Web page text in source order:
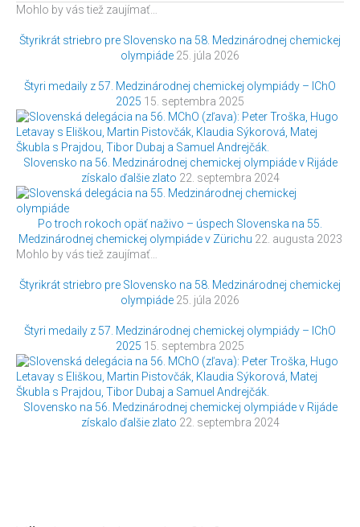
Mohlo by vás tiež zaujímať…
Štyrikrát striebro pre Slovensko na 58. Medzinárodnej chemickej
olympiáde 25. júla 2026
Štyri medaily z 57. Medzinárodnej chemickej olympiády – IChO
2025 15. septembra 2025
Slovensko na 56. Medzinárodnej chemickej olympiáde v Rijáde
získalo ďalšie zlato 22. septembra 2024
Po troch rokoch opäť naživo – úspech Slovenska na 55.
Medzinárodnej chemickej olympiáde v Zürichu 22. augusta 2023
Mohlo by vás tiež zaujímať…
Štyrikrát striebro pre Slovensko na 58. Medzinárodnej chemickej
olympiáde 25. júla 2026
Štyri medaily z 57. Medzinárodnej chemickej olympiády – IChO
2025 15. septembra 2025
Slovensko na 56. Medzinárodnej chemickej olympiáde v Rijáde
získalo ďalšie zlato 22. septembra 2024